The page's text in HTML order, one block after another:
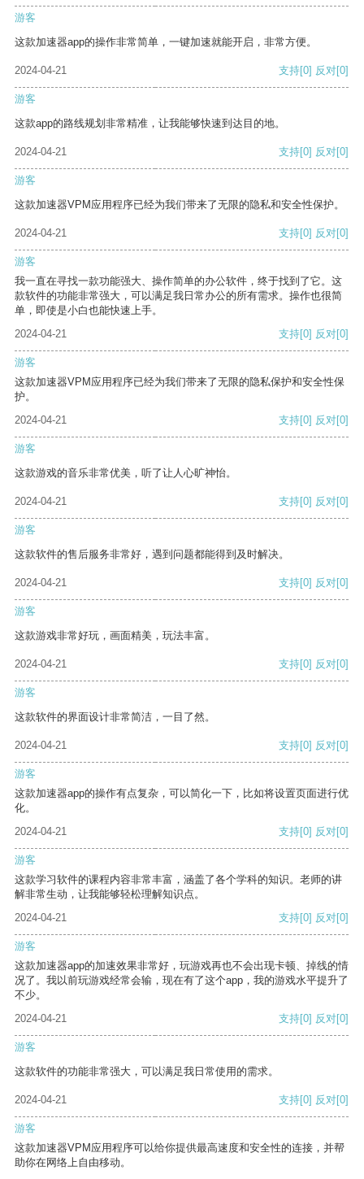
游客
这款加速器app的操作非常简单，一键加速就能开启，非常方便。
2024-04-21 支持[0] 反对[0]
游客
这款app的路线规划非常精准，让我能够快速到达目的地。
2024-04-21 支持[0] 反对[0]
游客
这款加速器VPM应用程序已经为我们带来了无限的隐私和安全性保护。
2024-04-21 支持[0] 反对[0]
游客
我一直在寻找一款功能强大、操作简单的办公软件，终于找到了它。这
款软件的功能非常强大，可以满足我日常办公的所有需求。操作也很简
单，即使是小白也能快速上手。
2024-04-21
支持[0] 反对[0]
游客
这款加速器VPM应用程序已经为我们带来了无限的隐私保护和安全性保
护。
2024-04-21
支持[0] 反对[0]
游客
这款游戏的音乐非常优美，听了让人心旷神怡。
2024-04-21 支持[0] 反对[0]
游客
这款软件的售后服务非常好，遇到问题都能得到及时解决。
2024-04-21 支持[0] 反对[0]
游客
这款游戏非常好玩，画面精美，玩法丰富。
2024-04-21 支持[0] 反对[0]
游客
这款软件的界面设计非常简洁，一目了然。
2024-04-21 支持[0] 反对[0]
游客
这款加速器app的操作有点复杂，可以简化一下，比如将设置页面进行优
化。
2024-04-21
支持[0] 反对[0]
游客
这款学习软件的课程内容非常丰富，涵盖了各个学科的知识。老师的讲
解非常生动，让我能够轻松理解知识点。
2024-04-21
支持[0] 反对[0]
游客
这款加速器app的加速效果非常好，玩游戏再也不会出现卡顿、掉线的情
况了。我以前玩游戏经常会输，现在有了这个app，我的游戏水平提升了
不少。
2024-04-21
支持[0] 反对[0]
游客
这款软件的功能非常强大，可以满足我日常使用的需求。
2024-04-21 支持[0] 反对[0]
游客
这款加速器VPM应用程序可以给你提供最高速度和安全性的连接，并帮
助你在网络上自由移动。